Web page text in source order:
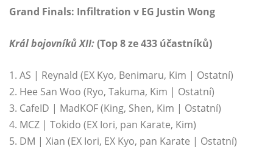
Grand Finals: Infiltration v EG Justin Wong
Král bojovníků XII:(Top 8 ze 433 účastníků)
1. AS | Reynald (EX Kyo, Benimaru, Kim | Ostatní)
2. Hee San Woo (Ryo, Takuma, Kim | Ostatní)
3. CafeID | MadKOF (King, Shen, Kim | Ostatní)
4. MCZ | Tokido (EX Iori, pan Karate, Kim)
5. DM | Xian (EX Iori, EX Kyo, pan Karate | Ostatní)